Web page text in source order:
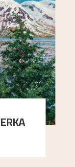
malerier